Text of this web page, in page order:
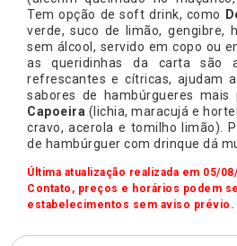
Tem opção de soft drink, como
verde, suco de limão, gengibre,
sem álcool, servido em copo ou
as queridinhas da carta são
refrescantes e cítricas, ajudam
sabores de hambúrgueres
Capoeira (lichia, maracujá e
cravo, acerola e tomilho limão).
de hambúrguer com drinque dá
Última atualização realizada em 05/
Contato, preços e horários podem
estabelecimentos sem aviso prévio.